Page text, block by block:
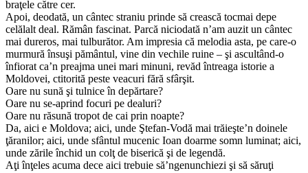
braţele către cer.
Apoi, deodată, un cântec straniu prinde să crească tocmai depe
celălalt deal. Rămân fascinat. Parcă niciodată n’am auzit un cântec
mai dureros, mai tulburător. Am impresia că melodia asta, pe care-o
murmură însuşi pământul, vine din vechile ruine – şi ascultând-o
înfiorat ca’n preajma unei mari minuni, revăd întreaga istorie a
Moldovei, ctitorită peste veacuri fără sfârşit.
Oare nu sună şi tulnice în depărtare?
Oare nu se-aprind focuri pe dealuri?
Oare nu răsună tropot de cai prin noapte?
Da, aici e Moldova; aici, unde Ştefan-Vodă mai trăieşte’n doinele
ţăranilor; aici, unde sfântul mucenic Ioan doarme somn luminat; aici,
unde zările închid un colţ de biserică şi de legendă.
Aţi înţeles acuma dece aici trebuie să’ngenunchiezi şi să săruţi